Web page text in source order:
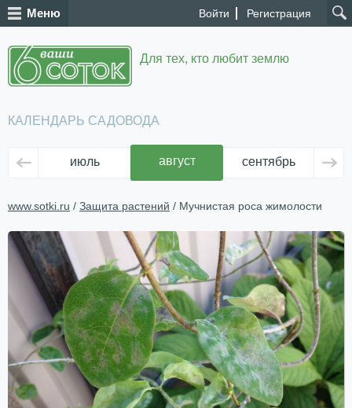
Войти Регистрация
Меню
Для тех, кто любит землю
КАЛЕНДАРЬ САДОВОДА
июль август сентябрь
www.sotki.ru / Защита растений / Мучнистая роса жимолости